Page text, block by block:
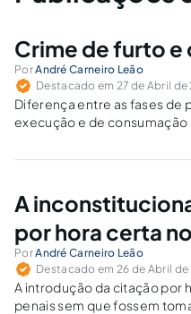
Crime de furto
PorAndré Carneiro Leão
Destacado em 27 de Abril de
Diferença entre as fases de
execução e de
A
por hora certa
PorAndré Carneiro Leão
Destacado em 26 de Abril de
A introdução da citação
penais sem que fossem